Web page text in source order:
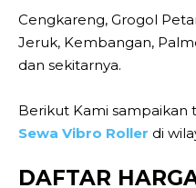
Cengkareng, Grogol
Jeruk, Kembangan,
dan sekitarnya.
Berikut Kami sampaikan
Sewa Vibro Roller di
DAFTAR